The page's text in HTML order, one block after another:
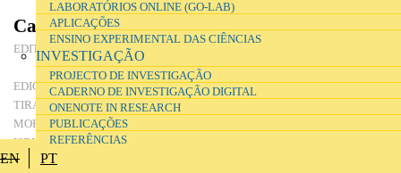
LABORATÓRIOS ONLINE (GO-LAB)
APLICAÇÕES
ENSINO EXPERIMENTAL DAS CIÊNCIAS
INVESTIGAÇÃO
PROJECTO DE INVESTIGAÇÃO
CADERNO DE INVESTIGAÇÃO DIGITAL
ONENOTE IN RESEARCH
PUBLICAÇÕES
REFERÊNCIAS
EN PT
Cadernos Didácticos de Ciências - Volume 1
EDITOR Ministério da Educação Departamento do Ensino
Secundário
EDIÇÃO Janeiro de 2001
TIRAGEM 4000
MORADA Av. 24 de Julho, 138, 1399-026 Lisboa
ISBN
972-8417-55-1
Descarregar ficheiro